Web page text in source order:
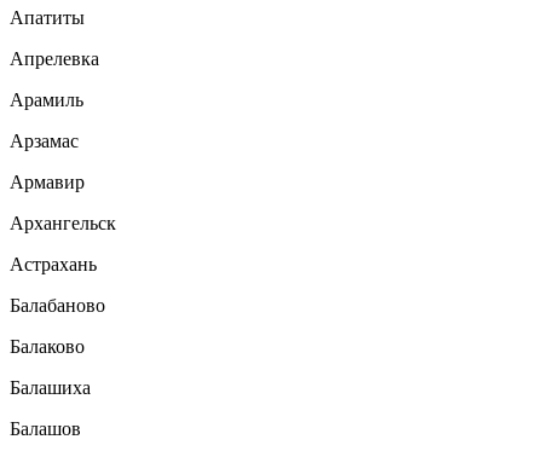
Апатиты
Апрелевка
Арамиль
Арзамас
Армавир
Архангельск
Астрахань
Балабаново
Балаково
Балашиха
Балашов